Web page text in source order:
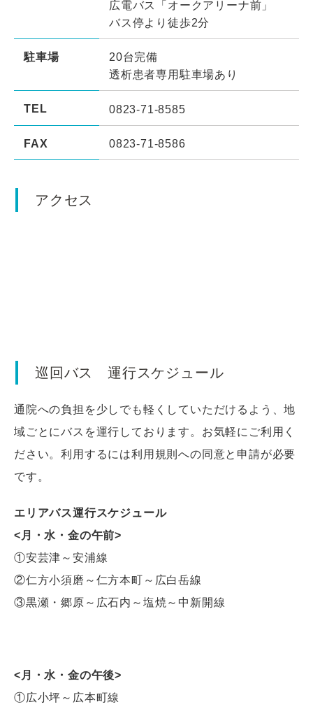
広電バス「オークアリーナ前」
バス停より徒歩2分
駐車場
20台完備
透析患者専用駐車場あり
TEL 0823-71-8585
FAX 0823-71-8586
アクセス
巡回バス 運行スケジュール
通院への負担を少しでも軽くしていただけるよう、地
域ごとにバスを運行しております。お気軽にご利用く
ださい。利用するには利用規則への同意と申請が必要
です。
エリアバス運行スケジュール
<月・水・金の午前>
①安芸津～安浦線
②仁方小須磨～仁方本町～広白岳線
③黒瀬・郷原～広石内～塩焼～中新開線
<月・水・金の午後>
①広小坪～広本町線